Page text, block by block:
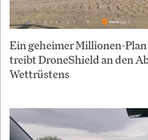
Ein geheimer Millionen-
treibt DroneShield an den
Wettrüstens